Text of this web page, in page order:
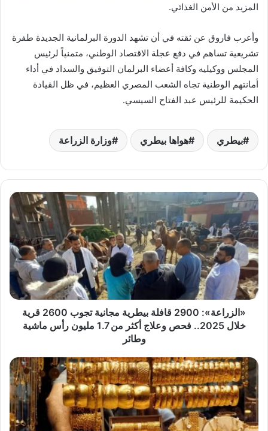
المزيد من الأمن الغذائي.
وأعرب فاروق عن ثقته في أن تشهد الدورة البرلمانية الجديدة طفرة
تشريعية تساهم في دفع عجلة الاقتصاد الوطني، متمنياً لرئيس
المجلس ووكيليه وكافة أعضاء البرلمان التوفيق والسداد في أداء
أمانتهم الوطنية تجاه الشعب المصري العظيم، في ظل القيادة
الحكيمة للرئيس عبد الفتاح السيسي.
بيطري هواها بيطري وزارة الزراعة
«الزراعة»:
2900
قافلة
بيطرية
مجانية
تجوب
2600
قرية
خلال
2025..
فحص
من
1.7
مليون
رأس
ماشية
وطائر
«الزراعة»: 2900 قافلة بيطرية مجانية تجوب 2600 قرية
خلال 2025.. فحص وعلاج أكثر من 1.7 مليون رأس ماشية
وطائر
عيار
21
يسجل
6084
جنيهًا..
أسعار